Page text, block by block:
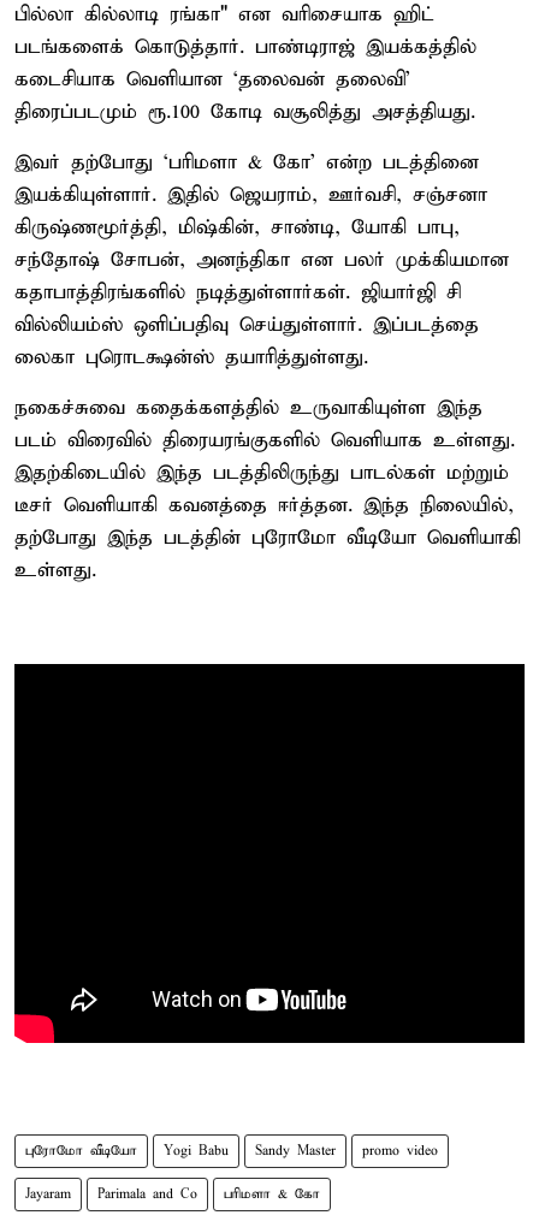
பில்லா கில்லாடி ரங்கா" என வரிசையாக ஹிட்
படங்களைக் கொடுத்தார். பாண்டிராஜ் இயக்கத்தில்
கடைசியாக வெளியான ‘தலைவன் தலைவி’
திரைப்படமும் ரூ.100 கோடி வசூலித்து அசத்தியது.
இவர் தற்போது ‘பரிமளா & கோ’ என்ற படத்தினை
இயக்கியுள்ளார். இதில் ஜெயராம், ஊர்வசி, சஞ்சனா
கிருஷ்ணமூர்த்தி, மிஷ்கின், சாண்டி, யோகி பாபு,
சந்தோஷ் சோபன், அனந்திகா என பலர் முக்கியமான
கதாபாத்திரங்களில் நடித்துள்ளார்கள். ஜியார்ஜி சி
வில்லியம்ஸ் ஒளிப்பதிவு செய்துள்ளார். இப்படத்தை
லைகா புரொடக்ஷன்ஸ் தயாரித்துள்ளது.
நகைச்சுவை கதைக்களத்தில் உருவாகியுள்ள இந்த
படம் விரைவில் திரையரங்குகளில் வெளியாக உள்ளது.
இதற்கிடையில் இந்த படத்திலிருந்து பாடல்கள் மற்றும்
டீசர் வெளியாகி கவனத்தை ஈர்த்தன. இந்த நிலையில்,
தற்போது இந்த படத்தின் புரோமோ வீடியோ வெளியாகி
உள்ளது.
புரோமோ வீடியோ Yogi Babu Sandy Master promo video
Jayaram Parimala and Co பரிமளா & கோ